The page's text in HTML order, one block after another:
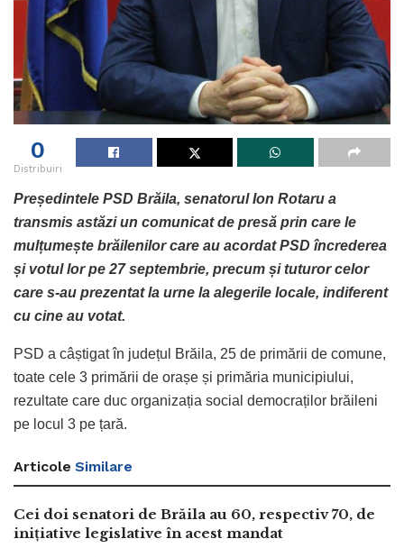
0
Distribuiri
Președintele PSD Brăila, senatorul Ion Rotaru a
transmis astăzi un comunicat de presă prin care le
mulțumește brăilenilor care au acordat PSD încrederea
și votul lor pe 27 septembrie, precum și tuturor celor
care s-au prezentat la urne la alegerile locale, indiferent
cu cine au votat.
PSD a câștigat în județul Brăila, 25 de primării de comune,
toate cele 3 primării de orașe și primăria municipiului,
rezultate care duc organizația social democraților brăileni
pe locul 3 pe țară.
Articole Similare
Cei doi senatori de Brăila au 60, respectiv 70, de
inițiative legislative în acest mandat